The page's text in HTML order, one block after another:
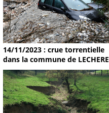
14/11/2023 : crue torrentielle
dans la commune de LECHERE